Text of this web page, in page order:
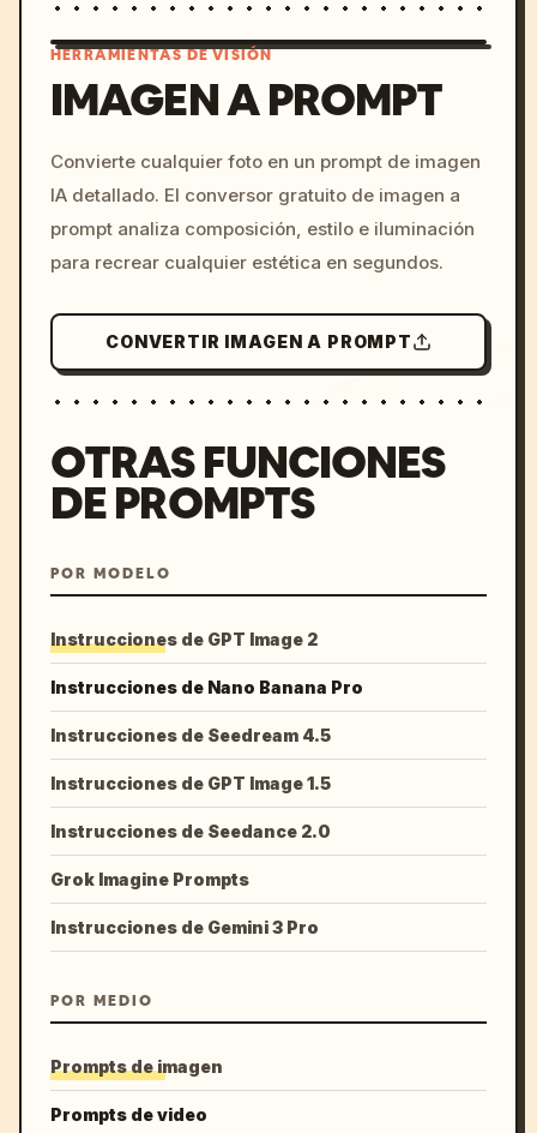
c, cyberpunk sunset, neon
colors, 8k --v 6.0
HERRAMIENTAS DE VISIÓN
IMAGEN A PROMPT
Convierte cualquier foto en un prompt de imagen
IA detallado. El conversor gratuito de imagen a
prompt analiza composición, estilo e iluminación
para recrear cualquier estética en segundos.
CONVERTIR IMAGEN A PROMPT
OTRAS FUNCIONES
DE PROMPTS
POR MODELO
Instrucciones de GPT Image 2
Instrucciones de Nano Banana Pro
Instrucciones de Seedream 4.5
Instrucciones de GPT Image 1.5
Instrucciones de Seedance 2.0
Grok Imagine Prompts
Instrucciones de Gemini 3 Pro
POR MEDIO
Prompts de imagen
Prompts de video